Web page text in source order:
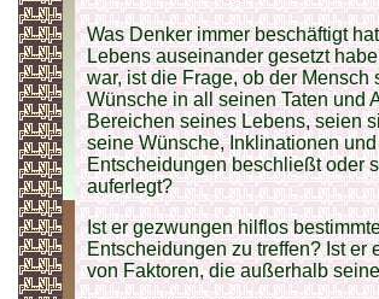
Was Denker immer beschäftigt
Lebens auseinander gesetzt
war, ist die Frage, ob der
Wünsche in all seinen Taten und
Bereichen seines Lebens, seien
seine Wünsche, Inklinationen
Entscheidungen beschließt oder
auferlegt?
Ist er gezwungen hilflos
Entscheidungen zu treffen? Ist
von Faktoren, die außerhalb